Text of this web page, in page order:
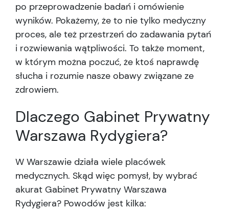
po przeprowadzenie badań i omówienie
wyników. Pokażemy, że to nie tylko medyczny
proces, ale też przestrzeń do zadawania pytań
i rozwiewania wątpliwości. To także moment,
w którym można poczuć, że ktoś naprawdę
słucha i rozumie nasze obawy związane ze
zdrowiem.
Dlaczego Gabinet Prywatny
Warszawa Rydygiera?
W Warszawie działa wiele placówek
medycznych. Skąd więc pomysł, by wybrać
akurat Gabinet Prywatny Warszawa
Rydygiera? Powodów jest kilka: